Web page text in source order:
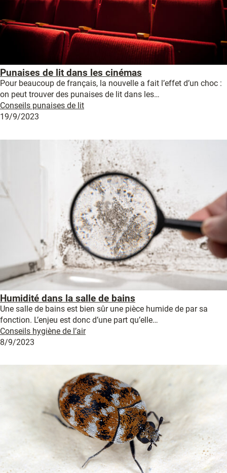
Punaises de lit dans les cinémas
Pour beaucoup de français, la nouvelle a fait l’effet d’un choc :
on peut trouver des punaises de lit dans les…
Conseils punaises de lit
19/9/2023
Humidité dans la salle de bains
Une salle de bains est bien sûr une pièce humide de par sa
fonction. L’enjeu est donc d’une part qu’elle…
Conseils hygiène de l’air
8/9/2023